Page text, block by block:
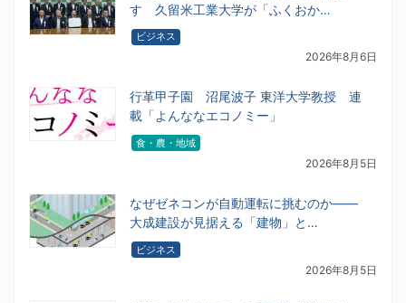
す 久留米工業大学が「ふくおか…
ビジネス
2026年8月6日
行革甲子園 沼尾波子 東洋大学教授 連
載「よんななエコノミー」
食・農・地域
2026年8月5日
なぜゼネコンが自動運転に挑むのか――
大成建設が見据える「建物」と…
ビジネス
2026年8月5日